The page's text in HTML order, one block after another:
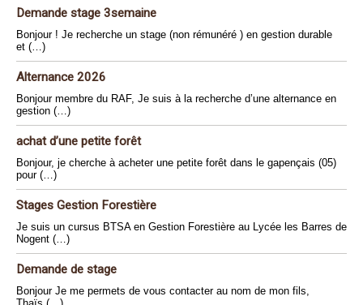
Demande stage 3semaine
Bonjour ! Je recherche un stage (non rémunéré ) en gestion durable
et (…)
Alternance 2026
Bonjour membre du RAF, Je suis à la recherche d’une alternance en
gestion (…)
achat d’une petite forêt
Bonjour, je cherche à acheter une petite forêt dans le gapençais (05)
pour (…)
Stages Gestion Forestière
Je suis un cursus BTSA en Gestion Forestière au Lycée les Barres de
Nogent (…)
Demande de stage
Bonjour Je me permets de vous contacter au nom de mon fils,